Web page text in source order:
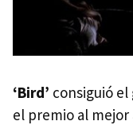
‘Bird’ consiguió
el premio al